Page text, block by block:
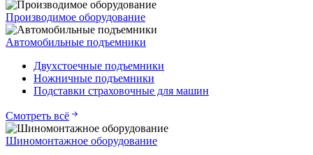
Производимое оборудование
Автомобильные подъемники
Двухстоечные подъемники
Ножничные подъемники
Подставки страховочные для машин
Смотреть всё
Шиномонтажное оборудование